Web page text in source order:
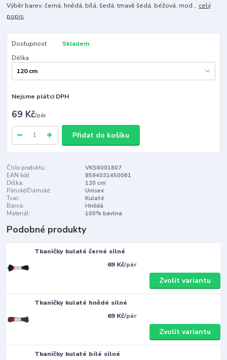
Výběr barev: černá, hnědá, bílá, šedá, tmavě šedá, béžová, mod... celý
popis
Dostupnost
Skladem
Délka
Nejsme plátci DPH
69 Kč/pár
Přidat do košíku
Číslo produktu:
VKS6001807
EAN kód:
8594031450061
Délka:
120 cm
Pánské/Dámské:
Unisex
Tvar:
Kulaté
Barva:
Hnědá
Materiál:
100% bavlna
Podobné produkty
Tkaničky kulaté černé silné
69 Kč/pár
Zvolit variantu
Tkaničky kulaté hnědé silné
69 Kč/pár
Zvolit variantu
Tkaničky kulaté bílé silné